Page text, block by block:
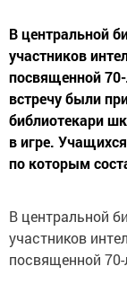
В центральной
участников
посвященной
встречу были
библиотекари
в игре.
по которым
В центральной
участников
посвященной